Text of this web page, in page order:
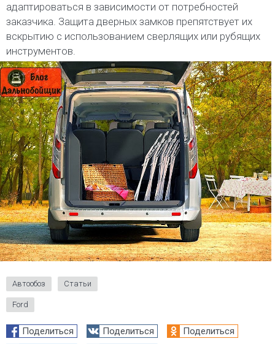
адаптироваться в зависимости от потребностей
заказчика. Защита дверных замков препятствует их
вскрытию с использованием сверлящих или рубящих
инструментов.
Автообоз Статьи
Ford
Поделиться Поделиться
Поделиться